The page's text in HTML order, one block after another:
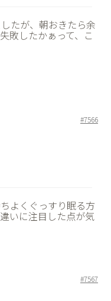
たが、朝おきたら余
敗したかぁって、こ
#7566
よくぐっすり眠る方
いに注目した点が気
#7567